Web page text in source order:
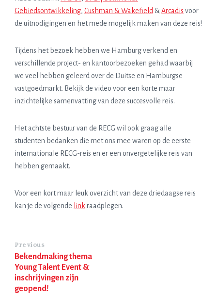
Gebiedsontwikkeling, Cushman & Wakefield&Arcadis voor
de uitnodigingen en het mede mogelijk maken van deze reis!
Tijdens het bezoek hebben we Hamburg verkend en
verschillende project- en kantoorbezoeken gehad waarbij
we veel hebben geleerd over de Duitse en Hamburgse
vastgoedmarkt. Bekijk de video voor een korte maar
inzichtelijke samenvatting van deze succesvolle reis.
Het achtste bestuur van de RECG wil ook graag alle
studenten bedanken die met ons mee waren op de eerste
internationale RECG-reis en er een onvergetelijke reis van
hebben gemaakt.
Voor een kort maar leuk overzicht van deze driedaagse reis
kan je de volgende linkraadplegen.
Previous
Bekendmaking thema
Young Talent Event &
inschrijvingen zijn
geopend!